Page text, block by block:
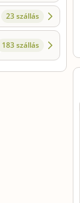
23 szállás
183 szállás